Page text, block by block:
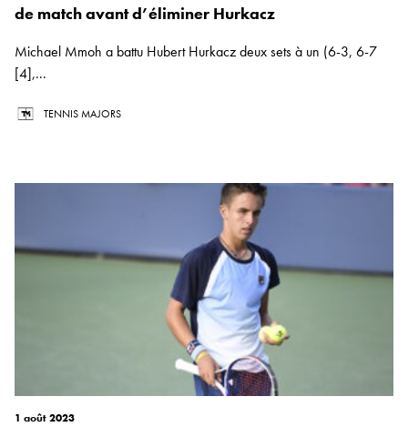
de match avant d’éliminer Hurkacz
Michael Mmoh a battu Hubert Hurkacz deux sets à un (6-3, 6-7
[4],...
TENNIS MAJORS
1 août 2023